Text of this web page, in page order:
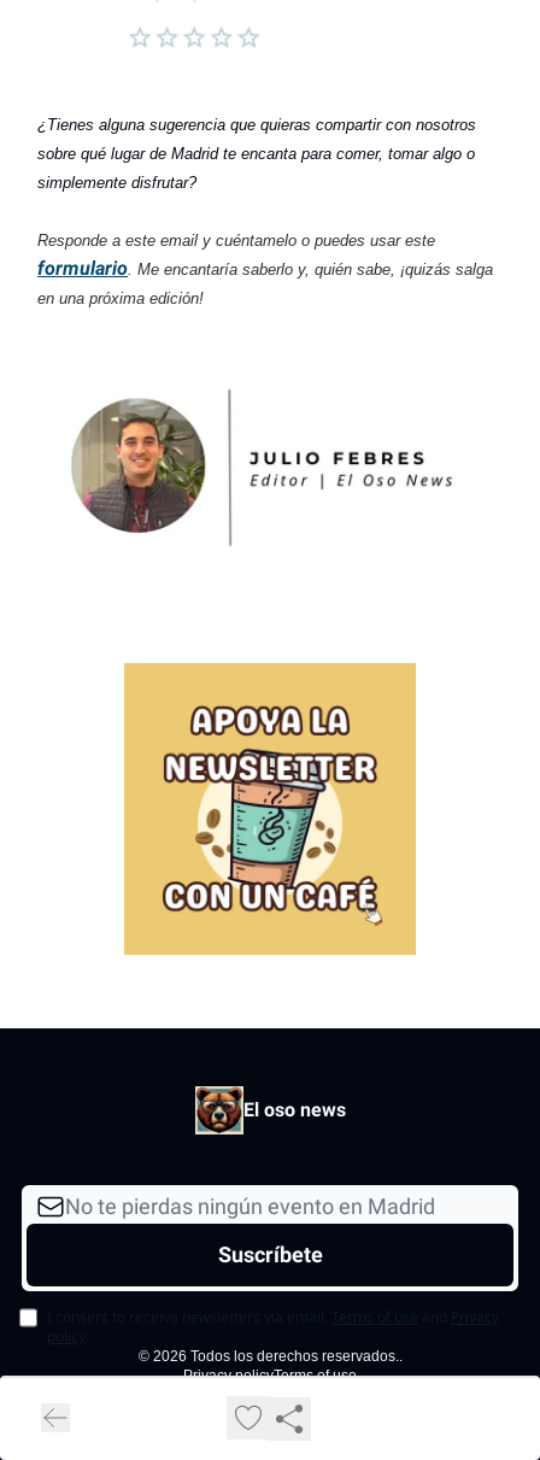
¿Tienes alguna sugerencia que quieras compartir con nosotros
sobre qué lugar de Madrid te encanta para comer, tomar algo o
simplemente disfrutar?
Responde a este email y cuéntamelo o puedes usar este
formulario. Me encantaría saberlo y, quién sabe, ¡quizás salga
en una próxima edición!
El oso news
© 2026 Todos los derechos reservados..
Privacy policyTerms of use
Powered by beehiiv